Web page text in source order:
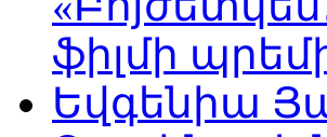
ֆիլմի
Եվգենիա